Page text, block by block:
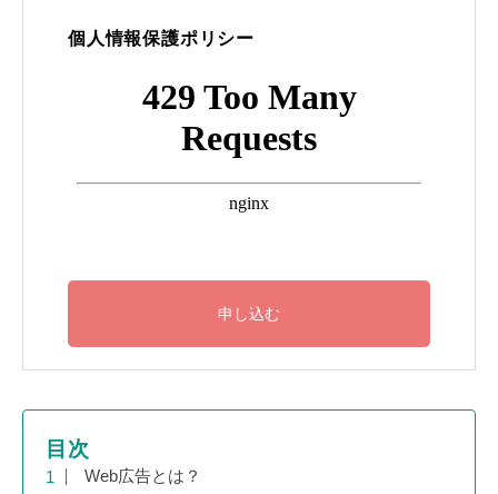
個人情報保護ポリシー
目次
Web広告とは？